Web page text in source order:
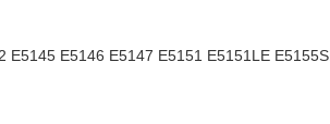
E5146 E5147 E5151 E5151LE